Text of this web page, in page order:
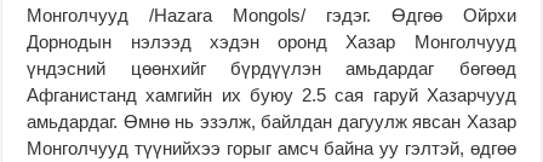
Монголчууд /Hazara Mongols/ гэдэг. Өдгөө Ойрхи
Дорнодын нэлээд хэдэн оронд Хазар Монголчууд
үндэсний цөөнхийг бүрдүүлэн амьдардаг бөгөөд
Афганистанд хамгийн их буюу 2.5 сая гаруй Хазарчууд
амьдардаг. Өмнө нь эзэлж, байлдан дагуулж явсан Хазар
Монголчууд түүнийхээ горыг амсч байна уу гэлтэй, өдгөө